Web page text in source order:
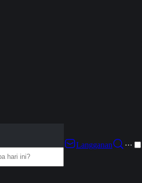
Langganan
···